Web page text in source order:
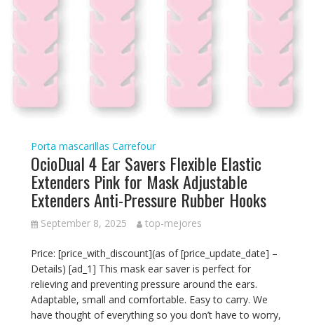
Porta mascarillas Carrefour
OcioDual 4 Ear Savers Flexible Elastic
Extenders Pink for Mask Adjustable
Extenders Anti-Pressure Rubber Hooks
September 8, 2025 top-mejores
Price: [price_with_discount](as of [price_update_date] –
Details) [ad_1] This mask ear saver is perfect for
relieving and preventing pressure around the ears.
Adaptable, small and comfortable. Easy to carry. We
have thought of everything so you don’t have to worry,